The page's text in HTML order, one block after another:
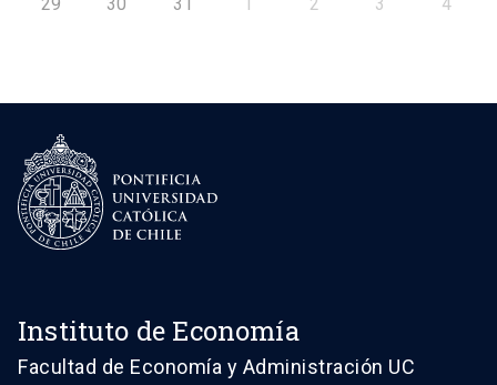
Instituto de Economía
Facultad de Economía y Administración UC